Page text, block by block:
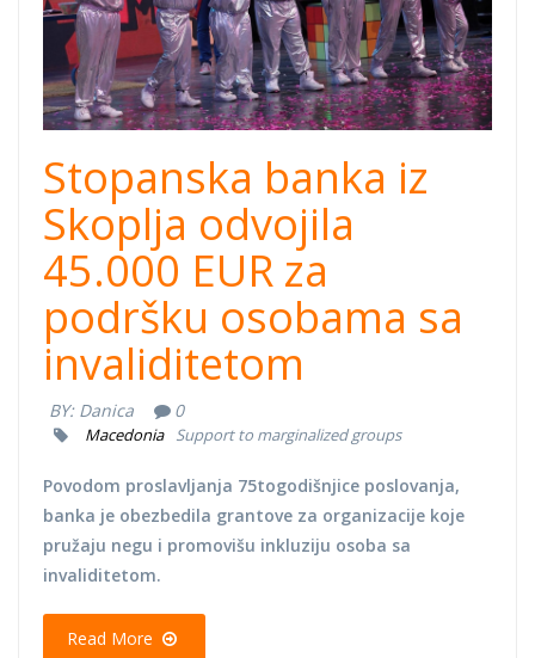
Stopanska banka iz
Skoplja odvojila
45.000 EUR za
podršku osobama sa
invaliditetom
BY: Danica 0
Macedonia Support to marginalized groups
Povodom proslavljanja 75togodišnjice poslovanja,
banka je obezbedila grantove za organizacije koje
pružaju negu i promovišu inkluziju osoba sa
invaliditetom.
Read More